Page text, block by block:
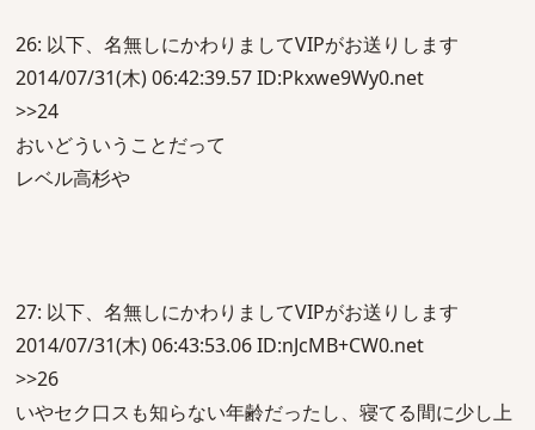
26: 以下、名無しにかわりましてVIPがお送りします
2014/07/31(木) 06:42:39.57 ID:Pkxwe9Wy0.net
>>24
おいどういうことだって
レベル高杉や
27: 以下、名無しにかわりましてVIPがお送りします
2014/07/31(木) 06:43:53.06 ID:nJcMB+CW0.net
>>26
いやセク口スも知らない年齢だったし、寝てる間に少し上